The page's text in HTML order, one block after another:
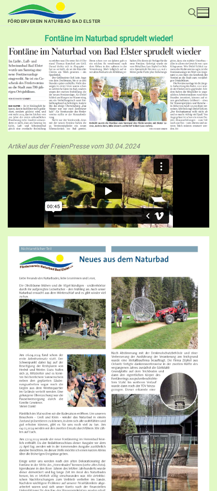
FÖRDERVEREIN NATURBAD BAD ELSTER
Fontäne im Naturbad sprudelt wieder!
Artikel aus der FreienPresse vom 30.04.2024